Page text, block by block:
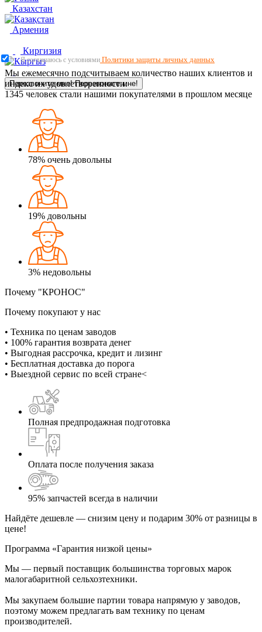
Казахстан
Армения
Киргизия
Перезвоните мне! Перезвоните мне!
Я соглашаюсь с условиями Политики защиты личных данных
Мы ежемесячно подсчитываем количество наших клиентов и
индекс их удовлетворенности.
1345 человек стали нашими покупателями в прошлом месяце
78% очень довольны
19% довольны
3% недовольны
Почему "КРОНОС"
Почему покупают у нас
• Техника по ценам заводов
• 100% гарантия возврата денег
• Выгодная рассрочка, кредит и лизинг
• Бесплатная доставка до порога
• Выездной сервис по всей стране<
Полная предпродажная подготовка
Оплата после получения заказа
95% запчастей всегда в наличии
Найдёте дешевле — снизим цену и подарим 30% от разницы в
цене!
Программа «Гарантия низкой цены»
Мы — первый поставщик большинства торговых марок
малогабаритной сельхозтехники.
Мы закупаем большие партии товара напрямую у заводов,
поэтому можем предлагать вам технику по ценам
производителей.